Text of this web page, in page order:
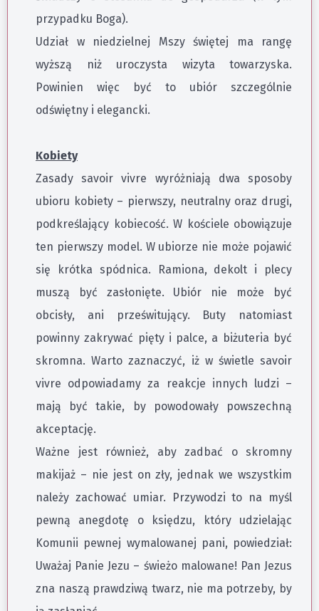
przypadku Boga).
Udział w niedzielnej Mszy świętej ma rangę
wyższą niż uroczysta wizyta towarzyska.
Powinien więc być to ubiór szczególnie
odświętny i elegancki.
Kobiety
Zasady savoir vivre wyróżniają dwa sposoby
ubioru kobiety – pierwszy, neutralny oraz drugi,
podkreślający kobiecość. W kościele obowiązuje
ten pierwszy model. W ubiorze nie może pojawić
się krótka spódnica. Ramiona, dekolt i plecy
muszą być zasłonięte. Ubiór nie może być
obcisły, ani prześwitujący. Buty natomiast
powinny zakrywać pięty i palce, a biżuteria być
skromna. Warto zaznaczyć, iż w świetle savoir
vivre odpowiadamy za reakcje innych ludzi –
mają być takie, by powodowały powszechną
akceptację.
Ważne jest również, aby zadbać o skromny
makijaż – nie jest on zły, jednak we wszystkim
należy zachować umiar. Przywodzi to na myśl
pewną anegdotę o księdzu, który udzielając
Komunii pewnej wymalowanej pani, powiedział:
Uważaj Panie Jezu – świeżo malowane! Pan Jezus
zna naszą prawdziwą twarz, nie ma potrzeby, by